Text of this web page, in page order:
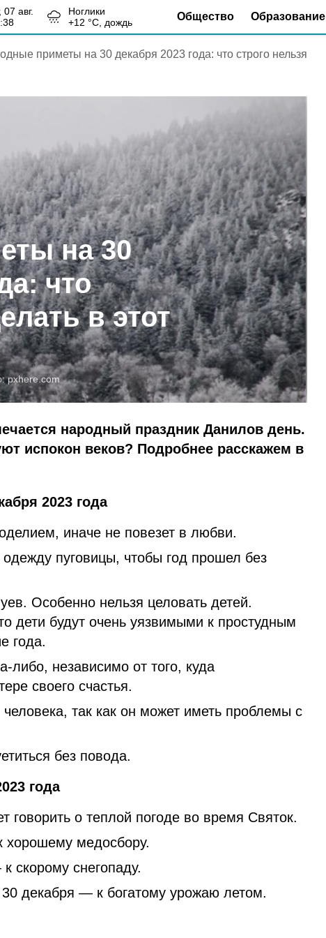
07 авг.
Ноглики
+12 °С, дождь Общество Образование
приметы на 30 декабря 2023 года: что строго нельзя
на 30
что
в этот
pxhere.com
народный праздник Данилов день.
испокон веков? Подробнее расскажем в
2023 года
иначе не повезет в любви.
пуговицы, чтобы год прошел без
Особенно нельзя целовать детей.
дети будут очень уязвимыми к простудным
года.
либо, независимо от того, куда
своего счастья.
так как он может иметь проблемы с
без повода.
года
говорить о теплой погоде во время Святок.
хорошему медосбору.
скорому снегопаду.
30 декабря — к богатому урожаю летом.